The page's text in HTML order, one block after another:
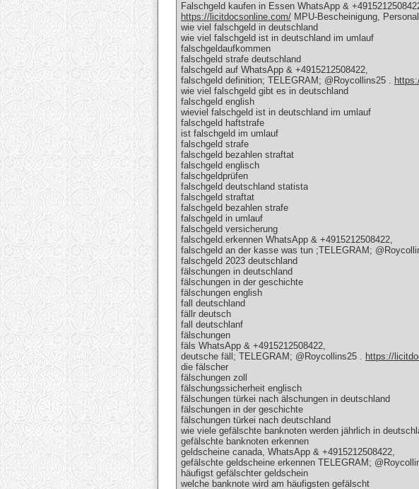
Falschgeld kaufen in Essen WhatsApp &
https://licitdocsonline.com/ MPU-Bescheinigung,
wie viel falschgeld in deutschland
wie viel falschgeld ist in deutschland im umlauf
falschgeldaufkommen
falschgeld strafe deutschland
falschgeld auf WhatsApp & +4915212508422,
falschgeld definition; TELEGRAM; @Roycollins25 .
wie viel falschgeld gibt es in deutschland
falschgeld english
wieviel falschgeld ist in deutschland im umlauf
falschgeld haftstrafe
ist falschgeld im umlauf
falschgeld strafe
falschgeld bezahlen straftat
falschgeld englisch
falschgeldprüfen
falschgeld deutschland statista
falschgeld straftat
falschgeld bezahlen strafe
falschgeld in umlauf
falschgeld versicherung
falschgeld.erkennen WhatsApp & +4915212508422,
falschgeld an der kasse was tun ;TELEGRAM;
falschgeld 2023 deutschland
fälschungen in deutschland
fälschungen in der geschichte
fälschungen english
fall deutschland
fällr deutsch
fall deutschlanf
fälschungen
fäls WhatsApp & +4915212508422,
deutsche fäll; TELEGRAM; @Roycollins25 . https://
die fälscher
fälschungen zoll
fälschungssicherheit englisch
fälschungen türkei nach älschungen in deutschland
fälschungen in der geschichte
fälschungen türkei nach deutschland
wie viele gefälschte banknoten werden jährlich in
gefälschte banknoten erkennen
geldscheine canada, WhatsApp & +4915212508422,
gefälschte geldscheine erkennen TELEGRAM;
häufigst gefälschter geldschein
welche banknote wird am häufigsten gefälscht